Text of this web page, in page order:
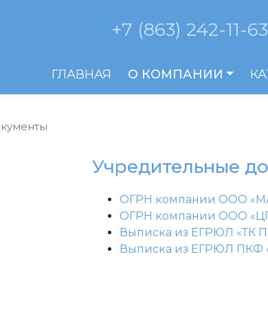
+7 (863) 242-11-63
ГЛАВНАЯ О КОМПАНИИ
Учредительные
ОГРН компании ООО
ОГРН компании ООО
Выписка из ЕГРЮЛ «ТК
Выписка из ЕГРЮЛ ПКФ